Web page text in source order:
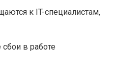
к IT-специалистам,
в работе